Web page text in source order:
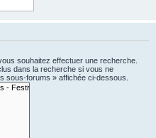
souhaitez effectuer une recherche.
dans la recherche si vous ne
sous-forums » affichée ci-dessous.